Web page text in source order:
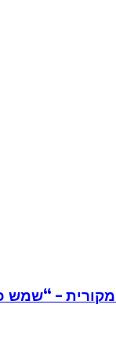
– “שמש